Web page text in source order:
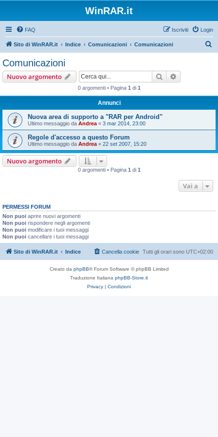
WinRAR.it
FAQ Login
Iscriviti
Sito di WinRAR.it Indice Comunicazioni Comunicazioni
Comunicazioni
Nuovo argomento Cerca
0 argomenti • Pagina 1 di 1
Annunci
Nuova area di supporto a "RAR per Android"
Ultimo messaggio da Andrea « 3 mar 2014, 23:00
Regole d'accesso a questo Forum
Ultimo messaggio da Andrea « 22 set 2007, 15:20
Nuovo argomento
0 argomenti • Pagina 1 di 1
Vai a
PERMESSI FORUM
Non puoi aprire nuovi argomenti
Non puoi rispondere negli argomenti
Non puoi modificare i tuoi messaggi
Non puoi cancellare i tuoi messaggi
Sito di WinRAR.it Indice Tutti gli orari sono UTC+02:00
Cancella cookie
Creato da phpBB® Forum Software © phpBB Limited
Traduzione Italiana phpBB-Store.it
Privacy | Condizioni